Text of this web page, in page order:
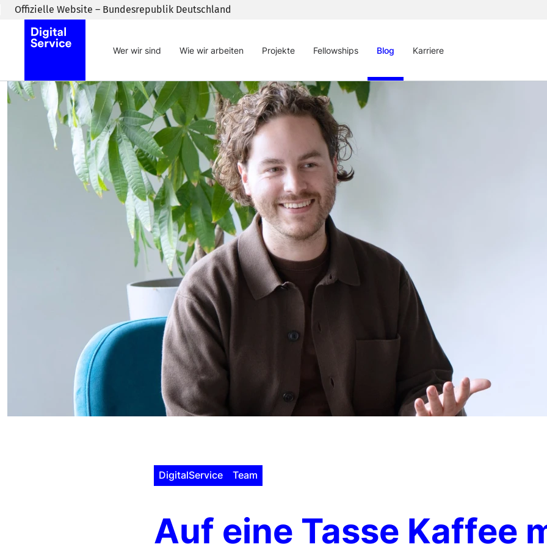
Zum Inhaltsbereich wechseln
Offizielle Website – Bundesrepublik Deutschland
Wer wir sind Wie wir arbeiten Projekte Fellowships Blog Karriere
DigitalService Team
Auf eine Tasse Kaffee